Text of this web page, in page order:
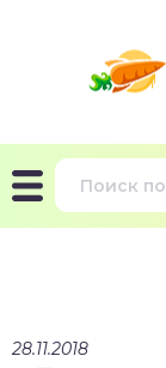
28.11.2018